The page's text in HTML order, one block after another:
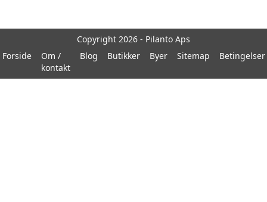
Copyright 2026 - Pilanto Aps
Forside
Om /
kontakt
Blog Butikker Byer Sitemap Betingelser